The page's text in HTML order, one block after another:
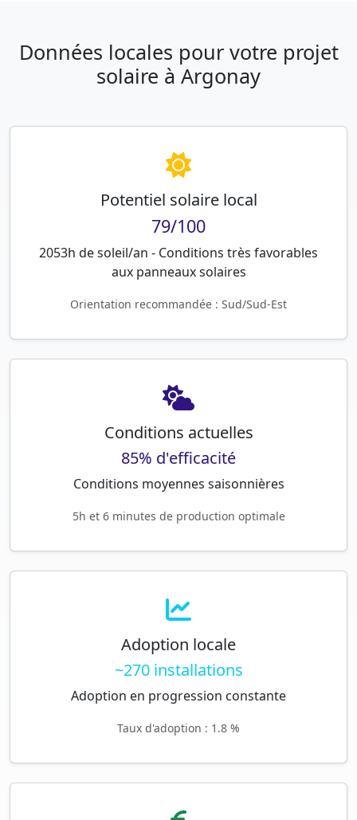
Données locales pour votre projet
solaire à Argonay
Potentiel solaire local
79/100
2053h de soleil/an - Conditions très favorables
aux panneaux solaires
Orientation recommandée : Sud/Sud-Est
Conditions actuelles
85% d'efficacité
Conditions moyennes saisonnières
5h et 6 minutes de production optimale
Adoption locale
~270 installations
Adoption en progression constante
Taux d'adoption : 1.8 %